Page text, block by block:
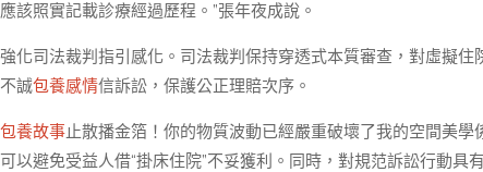
該照實記載診療經過歷程。”張年夜成說。
化司法裁判指引感化。司法裁判保持穿透式本質審查，對虛擬
誠包養感情信訴訟，保護公正理賠次序。
包養故事止散播金箔！你的物質波動已經嚴重破壞了我的空間美
以避免受益人借“掛床住院”不妥獲利。同時，對規范訴訟行動具